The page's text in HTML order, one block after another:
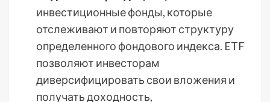
инвестиционные фонды, которые
отслеживают и повторяют структуру
определенного фондового индекса. ETF
позволяют инвесторам
диверсифицировать свои вложения и
получать доходность,